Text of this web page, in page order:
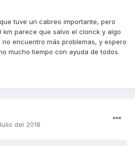
tuve un cabreo importante, pero
parece que salvo el clonck y algo
encuentro más problemas, y espero
mucho tiempo con ayuda de todos.
del 2018